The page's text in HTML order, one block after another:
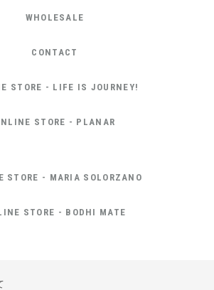
WHOLESALE
CONTACT
STORE - LIFE IS JOURNEY!
STORE - PLANAR
STORE - MARIA SOLORZANO
STORE - BODHI MATE